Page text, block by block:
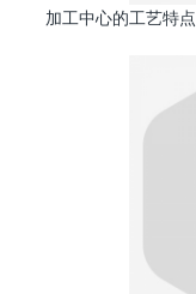
加工中心的工艺特点